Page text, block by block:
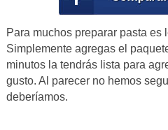
Para muchos preparar pasta es
Simplemente agregas el
minutos la tendrás lista para
gusto. Al parecer no hemos
deberíamos.